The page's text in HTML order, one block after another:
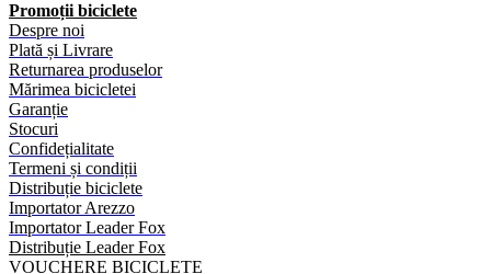
Promoții biciclete
Despre noi
Plată și Livrare
Returnarea produselor
Mărimea bicicletei
Garanție
Stocuri
Confidețialitate
Termeni și condiții
Distribuție biciclete
Importator Arezzo
Importator Leader Fox
Distribuție Leader Fox
VOUCHERE BICICLETE